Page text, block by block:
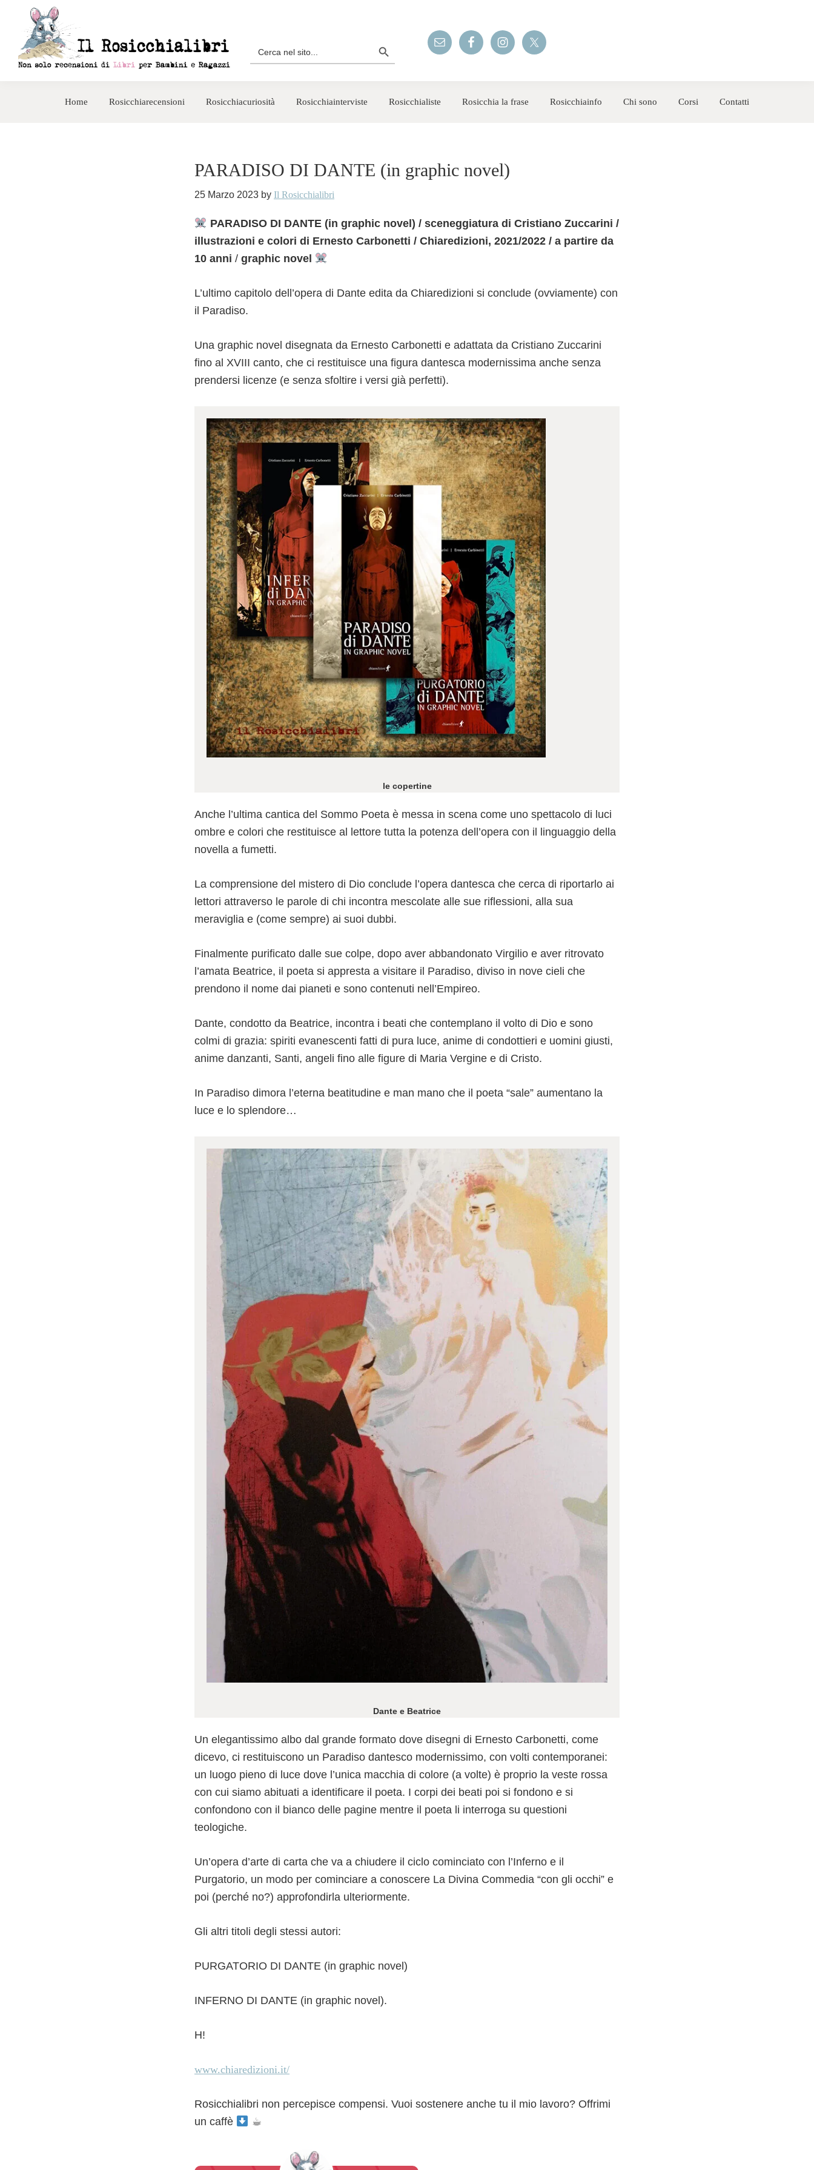
navigazione
primaria
contenuto
principale
Search
for:
Home Rosicchiarecensioni Rosicchiacuriosità Rosicchiainterviste Rosicchialiste Rosicchia la frase Rosicchiainfo Chi sono Corsi Contatti
PARADISO DI DANTE (in graphic novel)
25 Marzo 2023 by Il Rosicchialibri
PARADISO DI DANTE (in graphic novel) / sceneggiatura di Cristiano Zuccarini /
illustrazioni e colori di Ernesto Carbonetti / Chiaredizioni, 2021/2022 / a partire da
10 anni / graphic novel
L’ultimo capitolo dell’opera di Dante edita da Chiaredizioni si conclude (ovviamente) con
il Paradiso.
Una graphic novel disegnata da Ernesto Carbonetti e adattata da Cristiano Zuccarini
fino al XVIII canto, che ci restituisce una figura dantesca modernissima anche senza
prendersi licenze (e senza sfoltire i versi già perfetti).
le copertine
Anche l’ultima cantica del Sommo Poeta è messa in scena come uno spettacolo di luci
ombre e colori che restituisce al lettore tutta la potenza dell’opera con il linguaggio della
novella a fumetti.
La comprensione del mistero di Dio conclude l’opera dantesca che cerca di riportarlo ai
lettori attraverso le parole di chi incontra mescolate alle sue riflessioni, alla sua
meraviglia e (come sempre) ai suoi dubbi.
Finalmente purificato dalle sue colpe, dopo aver abbandonato Virgilio e aver ritrovato
l’amata Beatrice, il poeta si appresta a visitare il Paradiso, diviso in nove cieli che
prendono il nome dai pianeti e sono contenuti nell’Empireo.
Dante, condotto da Beatrice, incontra i beati che contemplano il volto di Dio e sono
colmi di grazia: spiriti evanescenti fatti di pura luce, anime di condottieri e uomini giusti,
anime danzanti, Santi, angeli fino alle figure di Maria Vergine e di Cristo.
In Paradiso dimora l’eterna beatitudine e man mano che il poeta “sale” aumentano la
luce e lo splendore…
Dante e Beatrice
Un elegantissimo albo dal grande formato dove disegni di Ernesto Carbonetti, come
dicevo, ci restituiscono un Paradiso dantesco modernissimo, con volti contemporanei:
un luogo pieno di luce dove l’unica macchia di colore (a volte) è proprio la veste rossa
con cui siamo abituati a identificare il poeta. I corpi dei beati poi si fondono e si
confondono con il bianco delle pagine mentre il poeta li interroga su questioni
teologiche.
Un’opera d’arte di carta che va a chiudere il ciclo cominciato con l’Inferno e il
Purgatorio, un modo per cominciare a conoscere La Divina Commedia “con gli occhi” e
poi (perché no?) approfondirla ulteriormente.
Gli altri titoli degli stessi autori:
PURGATORIO DI DANTE (in graphic novel)
INFERNO DI DANTE (in graphic novel).
H!
www.chiaredizioni.it/
Rosicchialibri non percepisce compensi. Vuoi sostenere anche tu il mio lavoro? Offrimi
un caffè
☕︎